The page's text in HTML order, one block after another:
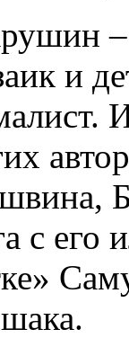
–
и
с его